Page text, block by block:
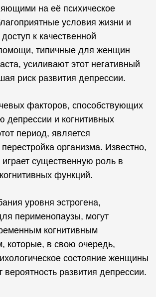
на её психическое
условия жизни и
к качественной
типичные для женщин
усиливают этот негативный
риск развития депрессии.
факторов, способствующих
депрессии и когнитивных
период, является
организма. Известно,
играет существенную роль в
функций.
уровня эстрогена,
перименопаузы, могут
когнитивным
которые, в свою очередь,
состояние женщины
вероятность развития депрессии.